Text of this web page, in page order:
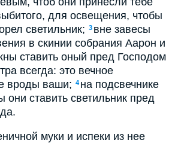
для освещения, чтобы
светильник; 3 вне завесы
в скинии собрания Аарон и
ставить оный пред Господом
всегда: это вечное
вроды ваши; 4 на подсвечнике
они ставить светильник пред
муки и испеки из нее